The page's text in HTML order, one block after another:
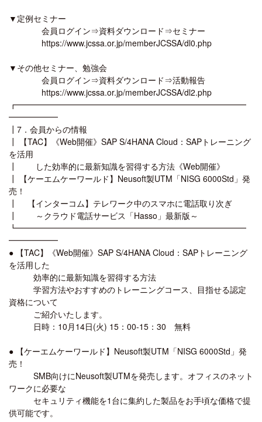
▼定例セミナー
会員ログイン⇒資料ダウンロード⇒セミナー
https://www.jcssa.or.jp/memberJCSSA/dl0.php
▼その他セミナー、勉強会
会員ログイン⇒資料ダウンロード⇒活動報告
https://www.jcssa.or.jp/memberJCSSA/dl2.php
┏━━━━━━━━━━━━━━━━━━━━━━━━━━━━
━━━━━━
┃7．会員からの情報
┃ 【TAC】《Web開催》SAP S/4HANA Cloud：SAPトレーニング
を活用
┃ した効率的に最新知識を習得する方法《Web開催》
┃ 【ケーエムケーワールド】Neusoft製UTM「NISG 6000Std」発
売！
┃ 【インターコム】テレワーク中のスマホに電話取り次ぎ
┃ ～クラウド電話サービス「Hasso」最新版～
┗━━━━━━━━━━━━━━━━━━━━━━━━━━━━
━━━━━━
● 【TAC】《Web開催》SAP S/4HANA Cloud：SAPトレーニング
を活用した
効率的に最新知識を習得する方法
学習方法やおすすめのトレーニングコース、目指せる認定
資格について
ご紹介いたします。
日時：10月14日(火) 15：00-15：30 無料
● 【ケーエムケーワールド】Neusoft製UTM「NISG 6000Std」発
売！
SMB向けにNeusoft製UTMを発売します。オフィスのネット
ワークに必要な
セキュリティ機能を1台に集約した製品をお手頃な価格で提
供可能です。